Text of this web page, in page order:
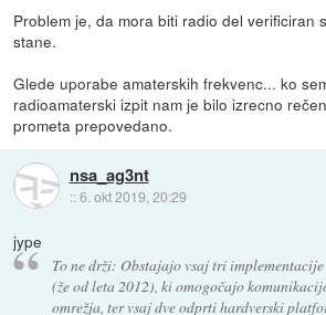
Problem je, da mora biti radio del verificiran
stane.
Glede uporabe amaterskih frekvenc... ko
radioamaterski izpit nam je bilo izrecno
prometa prepovedano.
nsa_ag3nt
::6. okt 2019, 20:29
jype
To ne drži: Obstajajo vsaj tri
(že od leta 2012), ki omogočajo
omrežja, ter vsaj dve odprti hardverski